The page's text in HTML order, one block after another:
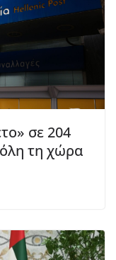
σε 204
τη χώρα